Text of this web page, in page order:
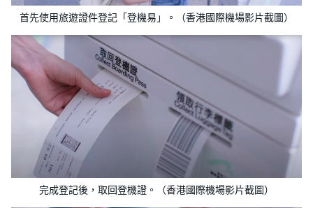
首先使用旅遊證件登記「登機易」。（​​香港國際機場影片截圖）
完成登記後，取回登機證。（​​香港國際機場影片截圖）